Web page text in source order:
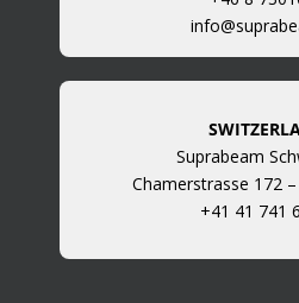
Suprabeam
Chamerstrasse 172
+41 41 741